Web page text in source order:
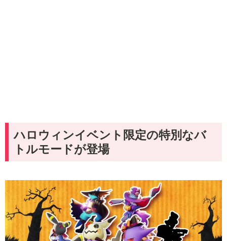
ハロウィンイベント限定の特別なバ
トルモードが登場